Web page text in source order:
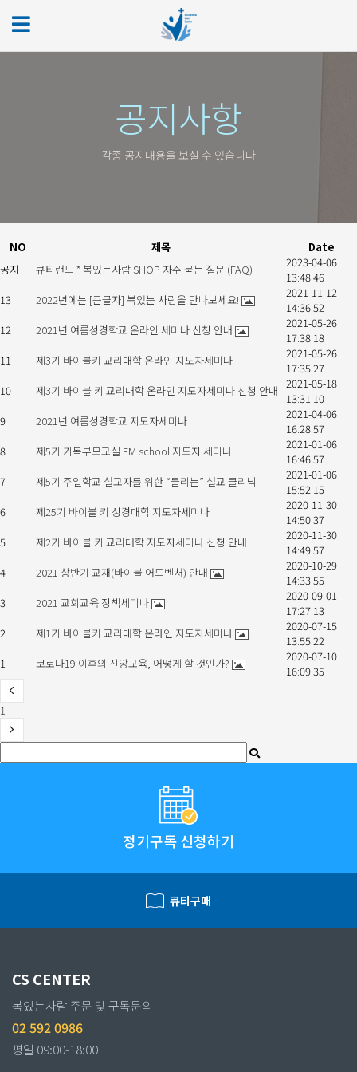
공지사항
각종 공지내용을 보실 수 있습니다
NO 제목
Date
공지
큐티랜드 * 복있는사람 SHOP 자주 묻는 질문 (FAQ)
2023-04-06
13:48:46
13
2022년에는 [큰글자] 복있는 사람을 만나보세요!
2021-11-12
14:36:52
12
2021년 여름성경학교 온라인 세미나 신청 안내
2021-05-26
17:38:18
11
제3기 바이블키 교리대학 온라인 지도자세미나
2021-05-26
17:35:27
10
제3기 바이블 키 교리대학 온라인 지도자세미나 신청 안내 2021-05-18
13:31:10
9
2021년 여름성경학교 지도자세미나
2021-04-06
16:28:57
8
제5기 기독부모교실 FM school 지도자 세미나
2021-01-06
16:46:57
7
제5기 주일학교 설교자를 위한 “들리는” 설교 클리닉
2021-01-06
15:52:15
6
제25기 바이블 키 성경대학 지도자세미나
2020-11-30
14:50:37
5
제2기 바이블 키 교리대학 지도자세미나 신청 안내
2020-11-30
14:49:57
4
2021 상반기 교재(바이블 어드벤처) 안내
2020-10-29
14:33:55
3
2021 교회교육 정책세미나
2020-09-01
17:27:13
2
제1기 바이블키 교리대학 온라인 지도자세미나
2020-07-15
13:55:22
1
코로나19 이후의 신앙교육, 어떻게 할 것인가?
2020-07-10
16:09:35
1
정기구독 신청하기
큐티구매
CS CENTER
복있는사람 주문 및 구독문의
02 592 0986
평일 09:00-18:00